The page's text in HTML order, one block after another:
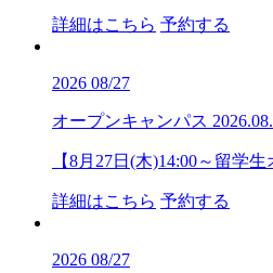
詳細はこちら 予約する
2026 08/27
オープンキャンパス
【8月27日(木)14:00～留学
詳細はこちら 予約する
2026 08/27